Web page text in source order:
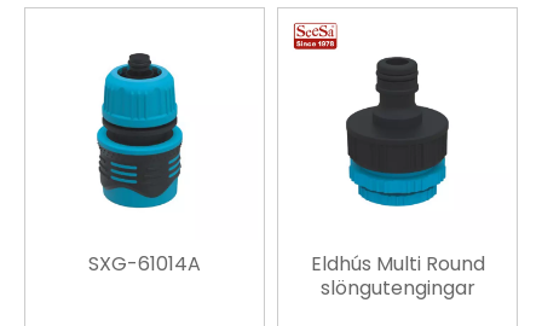
SXG-61014A
Eldhús Multi Round
slöngutengingar